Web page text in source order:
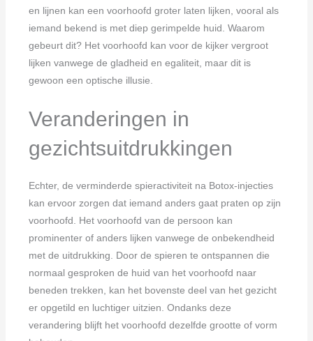
en lijnen kan een voorhoofd groter laten lijken, vooral als
iemand bekend is met diep gerimpelde huid. Waarom
gebeurt dit? Het voorhoofd kan voor de kijker vergroot
lijken vanwege de gladheid en egaliteit, maar dit is
gewoon een optische illusie.
Veranderingen in
gezichtsuitdrukkingen
Echter, de verminderde spieractiviteit na Botox-injecties
kan ervoor zorgen dat iemand anders gaat praten op zijn
voorhoofd. Het voorhoofd van de persoon kan
prominenter of anders lijken vanwege de onbekendheid
met de uitdrukking. Door de spieren te ontspannen die
normaal gesproken de huid van het voorhoofd naar
beneden trekken, kan het bovenste deel van het gezicht
er opgetild en luchtiger uitzien. Ondanks deze
verandering blijft het voorhoofd dezelfde grootte of vorm